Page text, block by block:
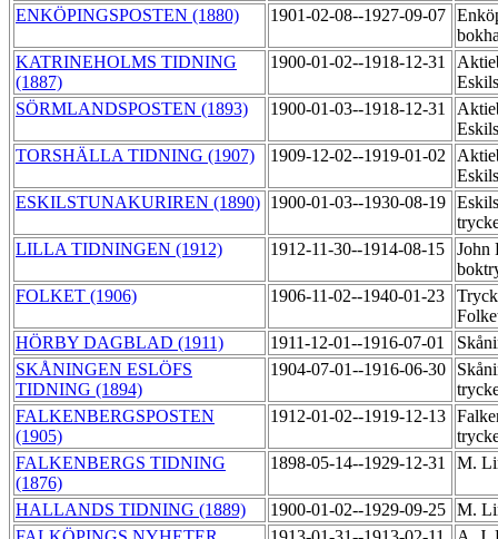
ENKÖPINGSPOSTEN (1880)
1901-02-08--1927-09-07
KATRINEHOLMS TIDNING
(1887)
1900-01-02--1918-12-31
SÖRMLANDSPOSTEN (1893)
1900-01-03--1918-12-31
TORSHÄLLA TIDNING (1907)
1909-12-02--1919-01-02
ESKILSTUNAKURIREN (1890) 1900-01-03--1930-08-19
LILLA TIDNINGEN (1912)
1912-11-30--1914-08-15
John
FOLKET (1906)
1906-11-02--1940-01-23
HÖRBY DAGBLAD (1911)
1911-12-01--1916-07-01
SKÅNINGEN ESLÖFS
TIDNING (1894)
1904-07-01--1916-06-30
FALKENBERGSPOSTEN
(1905)
1912-01-02--1919-12-13
FALKENBERGS TIDNING
(1876)
1898-05-14--1929-12-31 M.
HALLANDS TIDNING (1889) 1900-01-02--1929-09-25 M.